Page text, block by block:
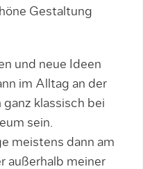
Gestaltung
und neue Ideen
im Alltag an der
klassisch bei
sein.
meistens dann am
außerhalb meiner